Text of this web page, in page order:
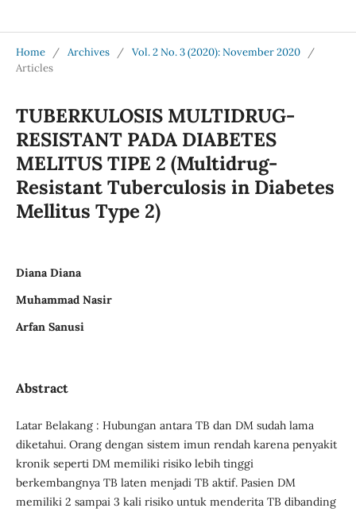
Home / Archives / Vol. 2 No. 3 (2020): November 2020
/
Articles
TUBERKULOSIS MULTIDRUG-
RESISTANT PADA DIABETES
MELITUS TIPE 2 (Multidrug-
Resistant Tuberculosis in Diabetes
Mellitus Type 2)
Diana Diana
Muhammad Nasir
Arfan Sanusi
Abstract
Latar Belakang : Hubungan antara TB dan DM sudah lama
diketahui. Orang dengan sistem imun rendah karena penyakit
kronik seperti DM memiliki risiko lebih tinggi
berkembangnya TB laten menjadi TB aktif. Pasien DM
memiliki 2 sampai 3 kali risiko untuk menderita TB dibanding